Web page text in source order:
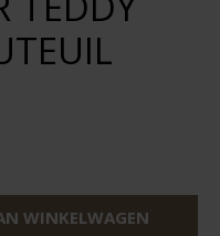
WINKELWAGEN